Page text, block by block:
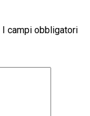
I campi obbligatori